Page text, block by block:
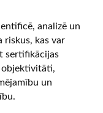
analizē un
riskus, kas var
sertifikācijas
un